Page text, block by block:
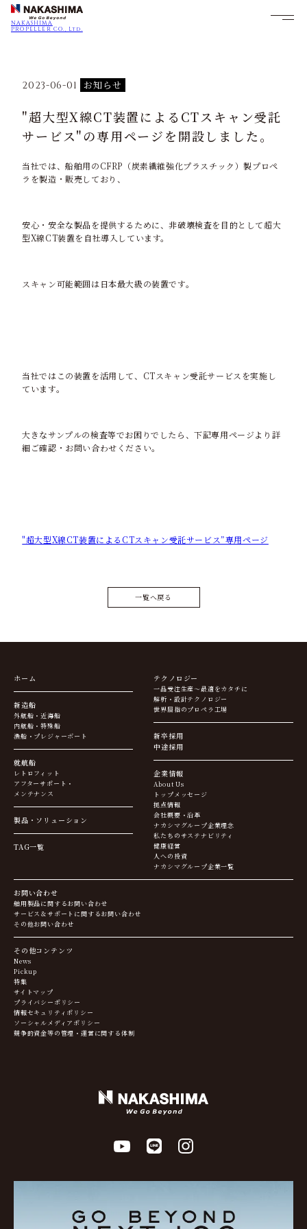
NAKASHIMA
PROPELLER CO., Ltd.
2023-06-01 お知らせ
"超大型X線CT装置によるCTスキャン受託
サービス"の専用ページを開設しました。
当社では、船舶用のCFRP（炭素繊維強化プラスチック）製プロペ
ラを製造・販売しており、
安心・安全な製品を提供するために、非破壊検査を目的として超大
型X線CT装置を自社導入しています。
スキャン可能範囲は日本最大級の装置です。
当社ではこの装置を活用して、CTスキャン受託サービスを実施し
ています。
大きなサンプルの検査等でお困りでしたら、下記専用ページより詳
細ご確認・お問い合わせください。
"超大型X線CT装置によるCTスキャン受託サービス”専用ページ
一覧へ戻る
ホーム
新造船
外航船・近海船
内航船・特殊船
漁船・プレジャーボート
就航船
レトロフィット
アフターサポート・
メンテナンス
製品・ソリューション
TAG一覧
テクノロジー
一品受注生産～最適をカタチに
解析・設計テクノロジー
世界屈指のプロペラ工場
新卒採用
中途採用
企業情報
About Us
トップメッセージ
拠点情報
会社概要・沿革
ナカシマグループ企業理念
私たちのサステナビリティ
健康経営
人への投資
ナカシマグループ企業一覧
お問い合わせ
舶用製品に関するお問い合わせ
サービス＆サポートに関するお問い合わせ
その他お問い合わせ
その他コンテンツ
News
Pickup
特集
サイトマップ
プライバシーポリシー
情報セキュリティポリシー
ソーシャルメディアポリシー
競争的資金等の管理・運営に関する体制